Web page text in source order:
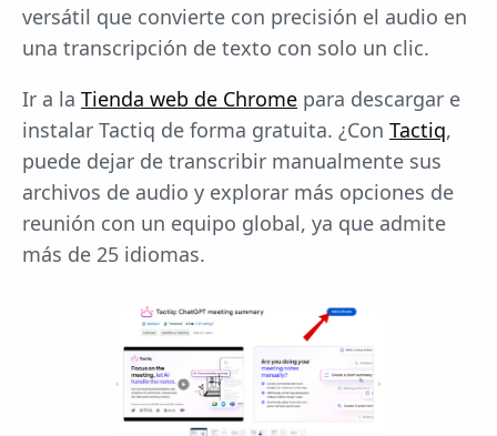
versátil que convierte con precisión el audio en
una transcripción de texto con solo un clic.
Ir a la Tienda web de Chrome para descargar e
instalar Tactiq de forma gratuita. ¿Con Tactiq,
puede dejar de transcribir manualmente sus
archivos de audio y explorar más opciones de
reunión con un equipo global, ya que admite
más de 25 idiomas.